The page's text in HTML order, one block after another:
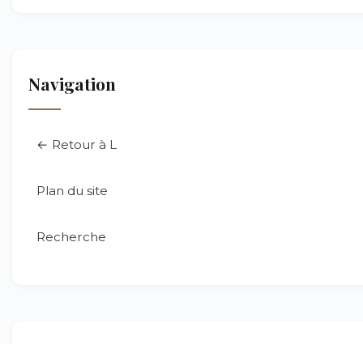
Navigation
← Retour à L
Plan du site
Recherche